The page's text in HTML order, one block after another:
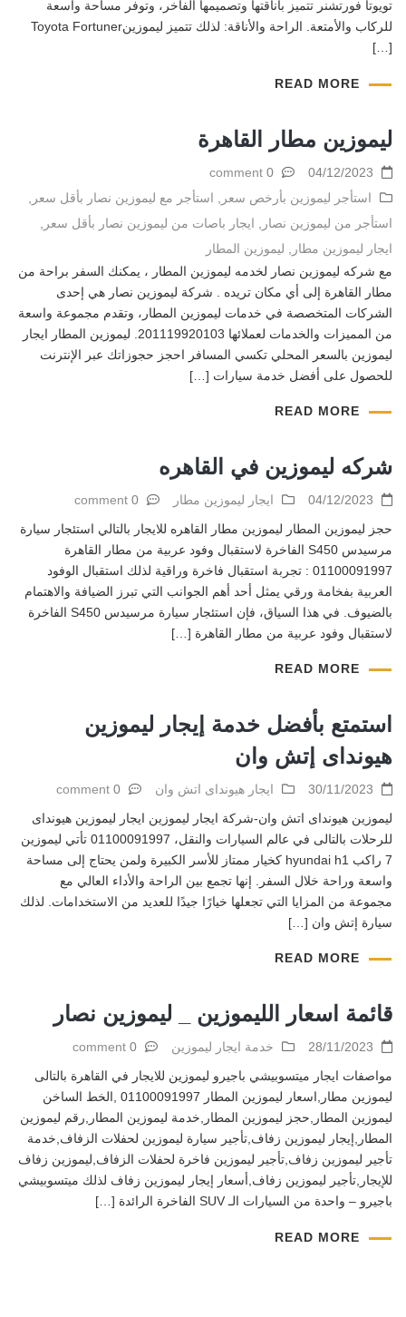
تويوتا فورتشنر تتميز بأناقتها وتصميمها الفاخر، وتوفر مساحة واسعة
للركاب والأمتعة. الراحة والأناقة: لذلك تتميز ليموزينToyota Fortuner
[…]
READ MORE
ليموزين مطار القاهرة
04/12/2023
استأجر ليموزين بأرخص سعر
استأجر مع ليموزين نصار بأقل سعر
استأجر من ليموزين نصار
ايجار باصات من ليموزين نصار بأقل سعر
ايجار ليموزين مطار
ليموزين المطار
0 comment
مع شركه ليموزين نصار لخدمه ليموزين المطار ، يمكنك السفر براحة من
مطار القاهرة إلى أي مكان تريده . شركة ليموزين نصار هي إحدى
الشركات المتخصصة في خدمات ليموزين المطار، وتقدم مجموعة واسعة
من المميزات والخدمات لعملائها 201119920103. ليموزين المطار ايجار
ليموزين بالسعر المحلي تكسي المسافر احجز حجوزاتك عبر الإنترنت
للحصول على أفضل خدمة سيارات […]
READ MORE
شركه ليموزين في القاهره
04/12/2023 ايجار ليموزين مطار
0 comment
حجز ليموزين المطار ليموزين مطار القاهره للايجار بالتالي استئجار سيارة
مرسيدس S450 الفاخرة لاستقبال وفود عربية من مطار القاهرة
01100091997 : تجربة استقبال فاخرة وراقية لذلك استقبال الوفود
العربية بفخامة ورقي يمثل أحد أهم الجوانب التي تبرز الضيافة والاهتمام
بالضيوف. في هذا السياق، فإن استئجار سيارة مرسيدس S450 الفاخرة
لاستقبال وفود عربية من مطار القاهرة […]
READ MORE
استمتع بأفضل خدمة إيجار ليموزين
هيونداى إتش وان
30/11/2023 ايجار هيونداى اتش وان
0 comment
ليموزين هيونداى اتش وان-شركة ايجار ليموزين ايجار ليموزين هيونداى
للرحلات بالتالى في عالم السيارات والنقل، 01100091997 تأتي ليموزين
7 راكب hyundai h1 كخيار ممتاز للأسر الكبيرة ولمن يحتاج إلى مساحة
واسعة وراحة خلال السفر. إنها تجمع بين الراحة والأداء العالي مع
مجموعة من المزايا التي تجعلها خيارًا جيدًا للعديد من الاستخدامات. لذلك
سيارة إتش وان […]
READ MORE
قائمة اسعار الليموزين _ ليموزين نصار
28/11/2023 خدمة ايجار ليموزين
0 comment
مواصفات ايجار ميتسوبيشي باجيرو ليموزين للايجار في القاهرة بالتالى
ليموزين مطار,اسعار ليموزين المطار 01100091997 ,الخط الساخن
ليموزين المطار,حجز ليموزين المطار,خدمة ليموزين المطار,رقم ليموزين
المطار,إيجار ليموزين زفاف,تأجير سيارة ليموزين لحفلات الزفاف,خدمة
تأجير ليموزين زفاف,تأجير ليموزين فاخرة لحفلات الزفاف,ليموزين زفاف
للإيجار,تأجير ليموزين زفاف,أسعار إيجار ليموزين زفاف لذلك ميتسوبيشي
باجيرو – واحدة من السيارات الـ SUV الفاخرة الرائدة […]
READ MORE